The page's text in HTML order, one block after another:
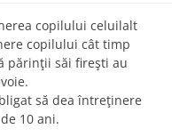
copilului celuilalt
copilului cât timp
părinţii săi fireşti au
să dea întreţinere
10 ani.